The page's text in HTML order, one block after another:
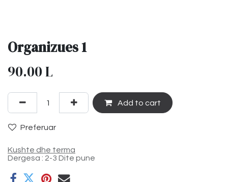
Organizues 1
90.00L
Add to cart
Preferuar
Kushte dhe terma
Dergesa : 2-3 Dite pune